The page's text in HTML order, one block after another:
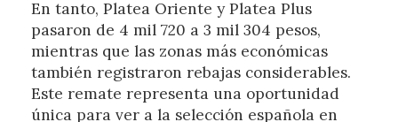
En tanto, Platea Oriente y Platea Plus
pasaron de 4 mil 720 a 3 mil 304 pesos,
mientras que las zonas más económicas
también registraron rebajas considerables.
Este remate representa una oportunidad
única para ver a la selección española en